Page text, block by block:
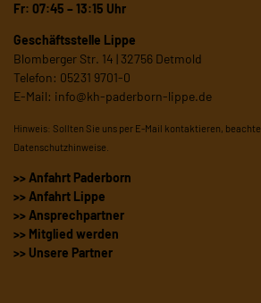
Fr: 07:45 – 13:15 Uhr
Geschäftsstelle Lippe
Blomberger Str. 14 | 32756 Detmold
Telefon: 05231 9701-0
E-Mail: info@kh-paderborn-lippe.de
Hinweis: Sollten Sie uns per E-Mail kontaktieren,
Datenschutzhinweise
>> Anfahrt Paderborn
>> Anfahrt Lippe
>> Ansprechpartner
>> Mitglied werden
>> Unsere Partner